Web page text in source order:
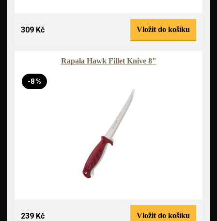
309 Kč Vložit do košíku
Rapala Hawk Fillet Knive 8"
-8 %
239 Kč Vložit do košíku